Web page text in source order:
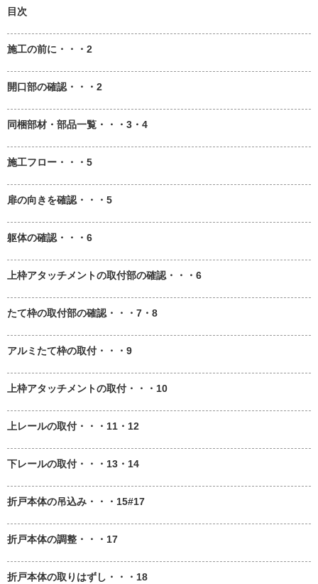
目次
施工の前に・・・2
開口部の確認・・・2
同梱部材・部品一覧・・・3・4
施工フロー・・・5
扉の向きを確認・・・5
躯体の確認・・・6
上枠アタッチメントの取付部の確認・・・6
たて枠の取付部の確認・・・7・8
アルミたて枠の取付・・・9
上枠アタッチメントの取付・・・10
上レールの取付・・・11・12
下レールの取付・・・13・14
折戸本体の吊込み・・・15#17
折戸本体の調整・・・17
折戸本体の取りはずし・・・18